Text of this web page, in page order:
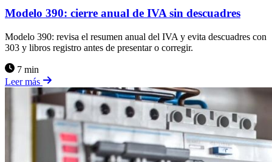
Modelo 390: cierre anual de IVA sin descuadres
Modelo 390: revisa el resumen anual del IVA y evita descuadres con
303 y libros registro antes de presentar o corregir.
7 min
Leer más